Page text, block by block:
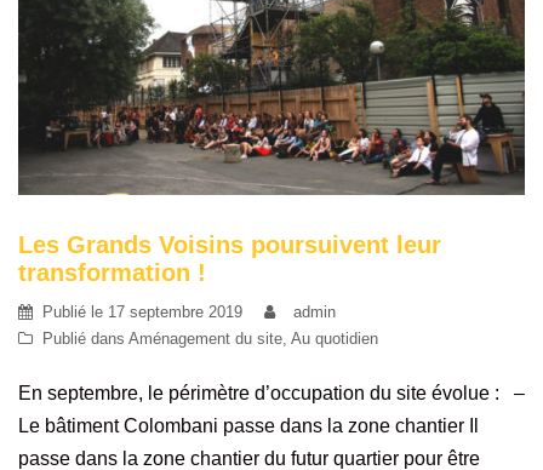
Les Grands Voisins poursuivent leur
transformation !
Publié le 17 septembre 2019
admin
Publié dans Aménagement du site Au quotidien
En septembre, le périmètre d’occupation du site évolue : –
Le bâtiment Colombani passe dans la zone chantier Il
passe dans la zone chantier du futur quartier pour être